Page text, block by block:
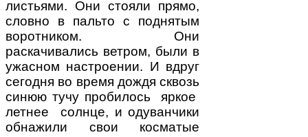
листьями. Они стояли прямо,
словно в пальто с поднятым
воротником. Они
раскачивались ветром, были в
ужасном настроении. И вдруг
сегодня во время дождя сквозь
синюю тучу пробилось яркое
летнее солнце, и одуванчики
обнажили свои косматые